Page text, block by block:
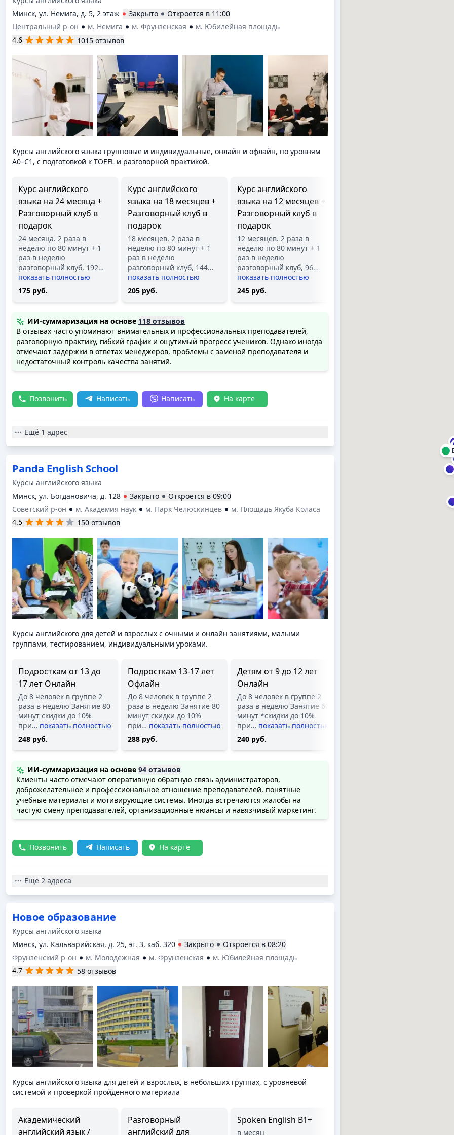
Минск, ул. Немига, д. 5, 2 этаж
Закрыто Откроется в 11:00
Центральный р-он
м. Немига м. Фрунзенская
м. Юбилейная площадь
4.6
1015 отзывов
Курсы английского языка групповые и индивидуальные, онлайн и офлайн, по уровням
A0–C1, с подготовкой к TOEFL и разговорной практикой.
Курс английского
языка на 24 месяца +
Разговорный клуб в
подарок
24 месяца. 2 раза в
неделю по 80 минут + 1
раз в неделю
разговорный клуб, 192…
показать полностью
175 руб.
Курс английского
языка на 18 месяцев +
Разговорный клуб в
подарок
18 месяцев. 2 раза в
неделю по 80 минут + 1
раз в неделю
разговорный клуб, 144…
показать полностью
205 руб.
Курс английского
языка на 12 месяцев +
Разговорный клуб в
подарок
12 месяцев. 2 раза в
неделю по 80 минут + 1
раз в неделю
разговорный клуб, 96…
показать полностью
245 руб.
ИИ-суммаризация на основе 118 отзывов
В отзывах часто упоминают внимательных и профессиональных преподавателей,
разговорную практику, гибкий график и ощутимый прогресс учеников. Однако иногда
отмечают задержки в ответах менеджеров, проблемы с заменой преподавателя и
недостаточный контроль качества занятий.
Позвонить Написать Написать На карте
Ещё 1 адрес
Panda English School
Курсы английского языка
Минск, ул. Богдановича, д. 128
Закрыто Откроется в 09:00
Советский р-он
м. Академия наук м. Парк Челюскинцев
м. Площадь Якуба Коласа
4.5
150 отзывов
Курсы английского для детей и взрослых с очными и онлайн занятиями, малыми
группами, тестированием, индивидуальными уроками.
Подросткам от 13 до
17 лет Онлайн
До 8 человек в группе 2
раза в неделю Занятие 80
минут скидки до 10%
при… показать полностью
248 руб.
Подросткам 13-17 лет
Офлайн
До 8 человек в группе 2
раза в неделю Занятие 80
минут скидки до 10%
при… показать полностью
288 руб.
Детям от 9 до 12 лет
Онлайн
До 8 человек в группе 2
раза в неделю Занятие 60
минут *скидки до 10%
при… показать полностью
240 руб.
ИИ-суммаризация на основе 94 отзывов
Клиенты часто отмечают оперативную обратную связь администраторов,
доброжелательное и профессиональное отношение преподавателей, понятные
учебные материалы и мотивирующие системы. Иногда встречаются жалобы на
частую смену преподавателей, организационные нюансы и навязчивый маркетинг.
Позвонить Написать На карте
Ещё 2 адреса
Новое образование
Курсы английского языка
Минск, ул. Кальварийская, д. 25, эт. 3, каб. 320
Закрыто Откроется в 08:20
Фрунзенский р-он
м. Молодёжная м. Фрунзенская
м. Юбилейная площадь
4.7
58 отзывов
Курсы английского языка для детей и взрослых, в небольших группах, с уровневой
системой и проверкой пройденного материала
Академический
английский язык /
Разговорный
английский для
Spoken English B1+
в месяц